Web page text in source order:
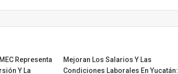
Representa
Y La
Mejoran Los Salarios Y Las
Condiciones Laborales En Yucatán: